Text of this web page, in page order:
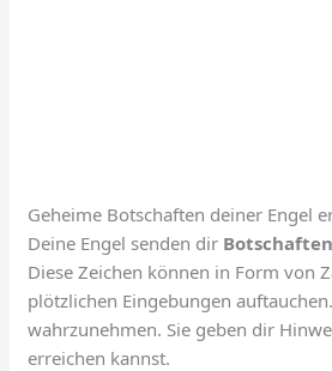
Geheime Botschaften deiner Engel
Deine Engel senden dir Botschaften
Diese Zeichen können in Form von
plötzlichen Eingebungen
wahrzunehmen. Sie geben dir
erreichen kannst.